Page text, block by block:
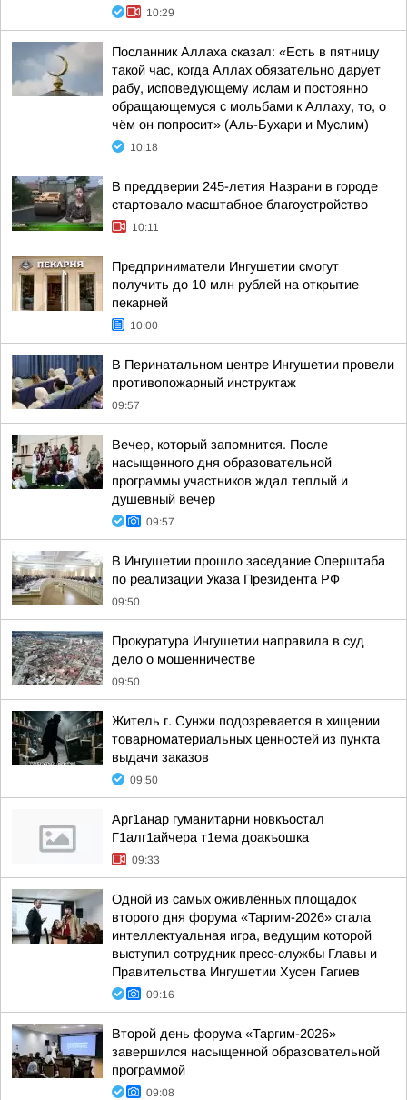
10:29
Посланник Аллаха сказал: «Есть в пятницу
такой час, когда Аллах обязательно дарует
рабу, исповедующему ислам и постоянно
обращающемуся с мольбами к Аллаху, то, о
чём он попросит» (Аль-Бухари и Муслим)
10:18
В преддверии 245-летия Назрани в городе
стартовало масштабное благоустройство
10:11
Предприниматели Ингушетии смогут
получить до 10 млн рублей на открытие
пекарней
10:00
В Перинатальном центре Ингушетии провели
противопожарный инструктаж
09:57
Вечер, который запомнится. После
насыщенного дня образовательной
программы участников ждал теплый и
душевный вечер
09:57
В Ингушетии прошло заседание Оперштаба
по реализации Указа Президента РФ
09:50
Прокуратура Ингушетии направила в суд
дело о мошенничестве
09:50
Житель г. Сунжи подозревается в хищении
товарноматериальных ценностей из пункта
выдачи заказов
09:50
Арг1анар гуманитарни новкъостал
Г1алг1айчера т1ема доакъошка
09:33
Одной из самых оживлённых площадок
второго дня форума «Таргим-2026» стала
интеллектуальная игра, ведущим которой
выступил сотрудник пресс-службы Главы и
Правительства Ингушетии Хусен Гагиев
09:16
Второй день форума «Таргим-2026»
завершился насыщенной образовательной
программой
09:08